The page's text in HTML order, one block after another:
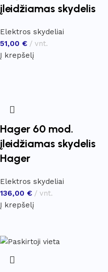
įleidžiamas skydelis
Elektros skydeliai
51,00 €
vnt.
Į krepšelį
Hager 60 mod.
įleidžiamas skydelis
Hager
Elektros skydeliai
136,00 €
vnt.
Į krepšelį